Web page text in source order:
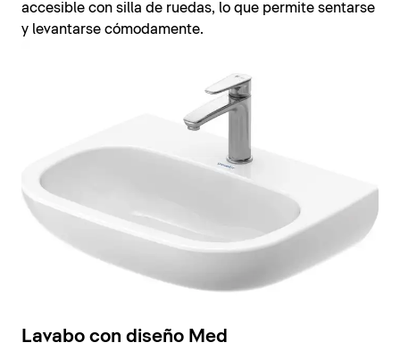
accesible con silla de ruedas, lo que permite sentarse
y levantarse cómodamente.
Lavabo con diseño Med